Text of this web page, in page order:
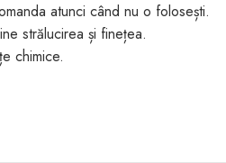
atunci când nu o folosești.
strălucirea și finețea.
chimice.